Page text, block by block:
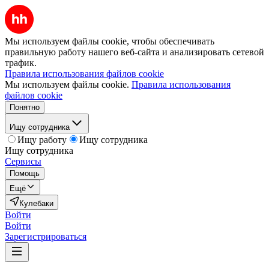
Мы используем файлы cookie, чтобы обеспечивать
правильную работу нашего веб-сайта и анализировать сетевой
трафик.
Правила использования файлов cookie
Мы используем файлы cookie. Правила использования
файлов cookie
Понятно
Ищу сотрудника
Ищу работу
Ищу сотрудника
Ищу сотрудника
Сервисы
Помощь
Ещё
Кулебаки
Войти
Войти
Зарегистрироваться